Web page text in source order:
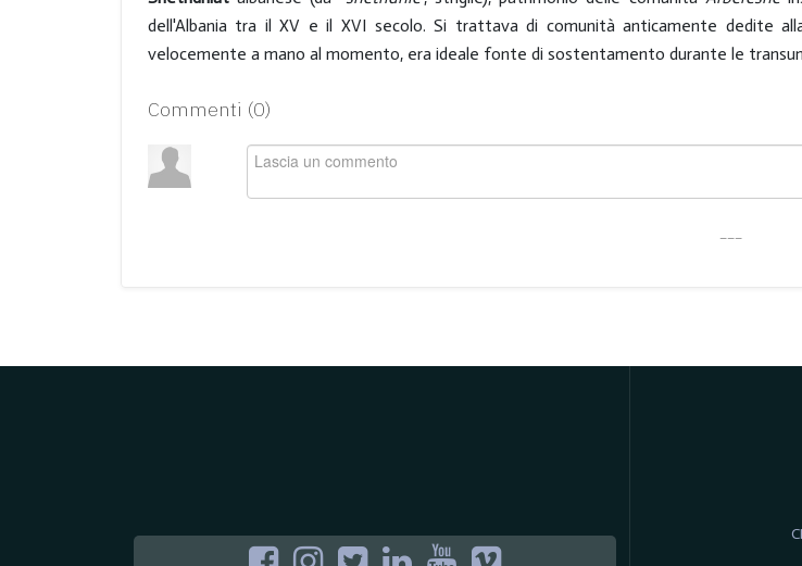
dell'Albania tra il XV e il XVI secolo. Si trattava di comunità anticamente dedite
velocemente a mano al momento, era ideale fonte di sostentamento durante le
Commenti (0)